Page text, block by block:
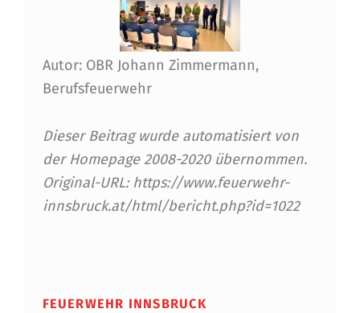
A
G
R
Autor: OBR Johann Zimmermann,
Berufsfeuerwehr
Dieser Beitrag wurde automatisiert von
der Homepage 2008-2020 übernommen.
Original-URL: https://www.feuerwehr-
innsbruck.at/html/bericht.php?id=1022
FEUERWEHR INNSBRUCK